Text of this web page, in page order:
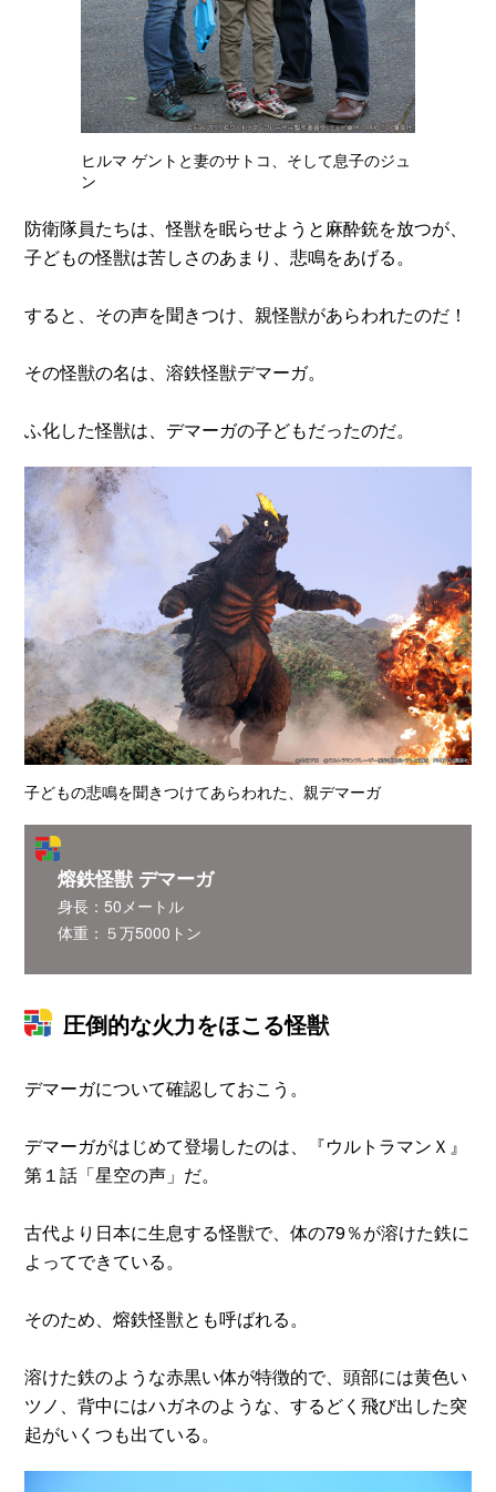
ヒルマ ゲントと妻のサトコ、そして息子のジュ
ン
防衛隊員たちは、怪獣を眠らせようと麻酔銃を放つが、
子どもの怪獣は苦しさのあまり、悲鳴をあげる。
すると、その声を聞きつけ、親怪獣があらわれたのだ！
その怪獣の名は、溶鉄怪獣デマーガ。
ふ化した怪獣は、デマーガの子どもだったのだ。
子どもの悲鳴を聞きつけてあらわれた、親デマーガ
熔鉄怪獣 デマーガ
身長：50メートル
体重：５万5000トン
圧倒的な火力をほこる怪獣
デマーガについて確認しておこう。
デマーガがはじめて登場したのは、『ウルトラマンＸ』
第１話「星空の声」だ。
古代より日本に生息する怪獣で、体の79％が溶けた鉄に
よってできている。
そのため、熔鉄怪獣とも呼ばれる。
溶けた鉄のような赤黒い体が特徴的で、頭部には黄色い
ツノ、背中にはハガネのような、するどく飛び出した突
起がいくつも出ている。